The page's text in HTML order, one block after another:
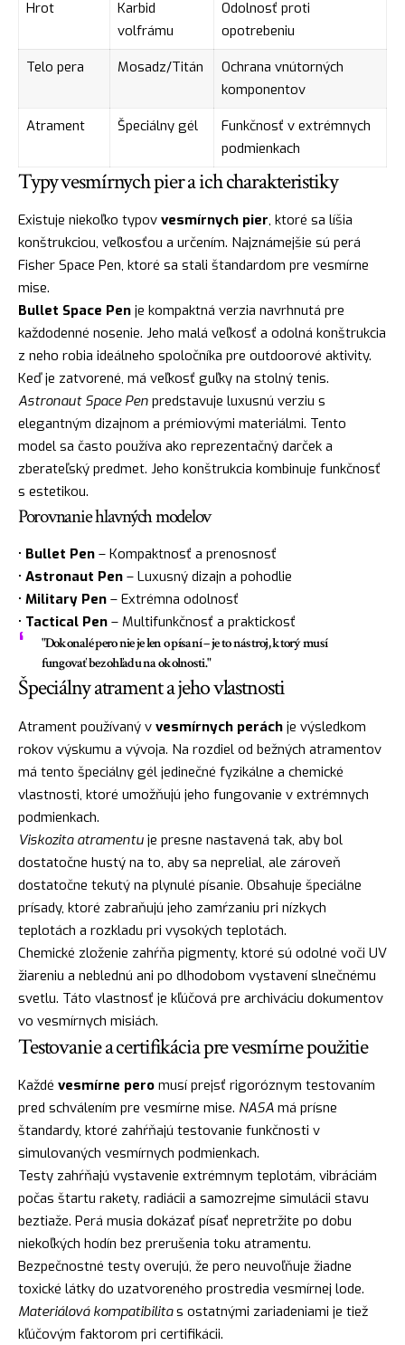
Hrot
Karbid
volfrámu
Odolnosť proti
opotrebeniu
Telo pera
Mosadz/Titán
Ochrana vnútorných
komponentov
Atrament
Špeciálny gél
Funkčnosť v extrémnych
podmienkach
Typy vesmírnych pier a ich charakteristiky
Existuje niekoľko typov vesmírnych pier, ktoré sa líšia
konštrukciou, veľkosťou a určením. Najznámejšie sú perá
Fisher Space Pen, ktoré sa stali štandardom pre vesmírne
mise.
Bullet Space Pen je kompaktná verzia navrhnutá pre
každodenné nosenie. Jeho malá veľkosť a odolná konštrukcia
z neho robia ideálneho spoločníka pre outdoorové aktivity.
Keď je zatvorené, má veľkosť guľky na stolný tenis.
Astronaut Space Pen predstavuje luxusnú verziu s
elegantným dizajnom a prémiovými materiálmi. Tento
model sa často používa ako reprezentačný darček a
zberateľský predmet. Jeho konštrukcia kombinuje funkčnosť
s estetikou.
Porovnanie hlavných modelov
• Bullet Pen – Kompaktnosť a prenosnosť
• Astronaut Pen – Luxusný dizajn a pohodlie
• Military Pen – Extrémna odolnosť
• Tactical Pen – Multifunkčnosť a praktickosť
"Dokonalé pero nie je len o písaní – je to nástroj, ktorý musí
fungovať bez ohľadu na okolnosti."
Špeciálny atrament a jeho vlastnosti
Atrament používaný v vesmírnych perách je výsledkom
rokov výskumu a vývoja. Na rozdiel od bežných atramentov
má tento špeciálny gél jedinečné fyzikálne a chemické
vlastnosti, ktoré umožňujú jeho fungovanie v extrémnych
podmienkach.
Viskozita atramentu je presne nastavená tak, aby bol
dostatočne hustý na to, aby sa neprelial, ale zároveň
dostatočne tekutý na plynulé písanie. Obsahuje špeciálne
prísady, ktoré zabraňujú jeho zamŕzaniu pri nízkych
teplotách a rozkladu pri vysokých teplotách.
Chemické zloženie zahŕňa pigmenty, ktoré sú odolné voči UV
žiareniu a neblednú ani po dlhodobom vystavení slnečnému
svetlu. Táto vlastnosť je kľúčová pre archiváciu dokumentov
vo vesmírnych misiách.
Testovanie a certifikácia pre vesmírne použitie
Každé vesmírne pero musí prejsť rigoróznym testovaním
pred schválením pre vesmírne mise. NASA má prísne
štandardy, ktoré zahŕňajú testovanie funkčnosti v
simulovaných vesmírnych podmienkach.
Testy zahŕňajú vystavenie extrémnym teplotám, vibráciám
počas štartu rakety, radiácii a samozrejme simulácii stavu
beztiaže. Perá musia dokázať písať nepretržite po dobu
niekoľkých hodín bez prerušenia toku atramentu.
Bezpečnostné testy overujú, že pero neuvoľňuje žiadne
toxické látky do uzatvoreného prostredia vesmírnej lode.
Materiálová kompatibilitas ostatnými zariadeniami je tiež
kľúčovým faktorom pri certifikácii.